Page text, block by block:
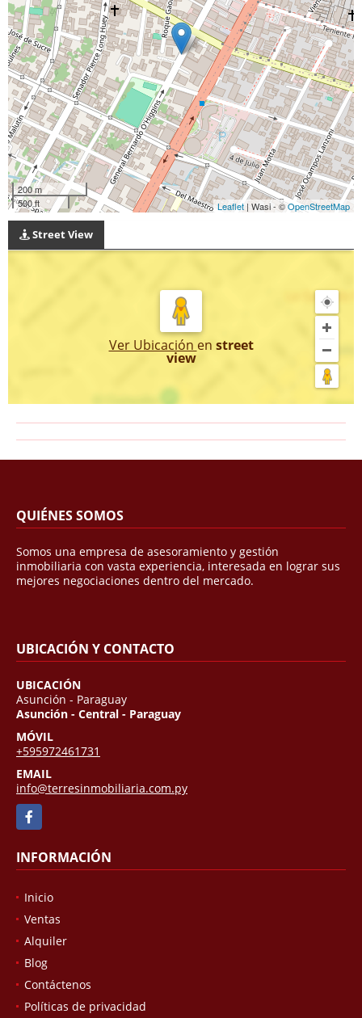
200 m
500 ft
Leaflet| Wasi - ©OpenStreetMap
Street View
Ver Ubicación en street
view
QUIÉNES SOMOS
Somos una empresa de asesoramiento y gestión
inmobiliaria con vasta experiencia, interesada en lograr sus
mejores negociaciones dentro del mercado.
UBICACIÓN Y CONTACTO
UBICACIÓN
Asunción - Paraguay
Asunción - Central - Paraguay
MÓVIL
+595972461731
EMAIL
info@terresinmobiliaria.com.py
Facebook
INFORMACIÓN
Inicio
Ventas
Alquiler
Blog
Contáctenos
Políticas de privacidad